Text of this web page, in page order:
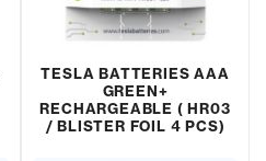
TESLA BATTERIES AAA
GREEN+
RECHARGEABLE ( HR03
/ BLISTER FOIL 4 PCS)